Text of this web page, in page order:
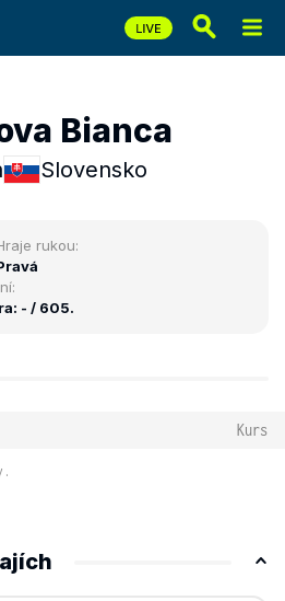
Bianca
Slovensko
rukou:
- / 605.
Kurs